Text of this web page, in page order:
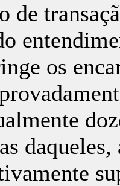
de
os
daqueles,